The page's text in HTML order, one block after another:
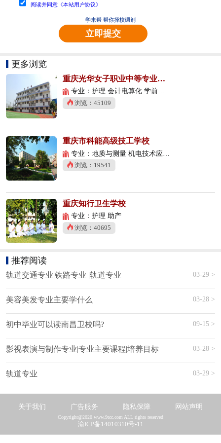
阅读并同意《本站用户协议》
学来帮 帮你择校调剂
立即提交
更多浏览
重庆光华女子职业中等专业学校
专业：护理 会计电算化 学前教育
浏览：45109
重庆市科能高级技工学校
专业：地质与测量 机电技术应用 数控技术应用
浏览：19541
重庆知行卫生学校
专业：护理 助产
浏览：40695
推荐阅读
轨道交通专业|铁路专业 |轨道专业 03-29 >
美容美发专业主要学什么 03-28 >
初中毕业可以读南昌卫校吗? 09-15 >
影视表演与制作专业|专业主要课程|培养目标 03-28 >
轨道专业 03-29 >
关于我们 广告服务 隐私保障 网站声明
Copyright@2020 www.9tcc.com ALL rights reserved
渝ICP备14010310号-11